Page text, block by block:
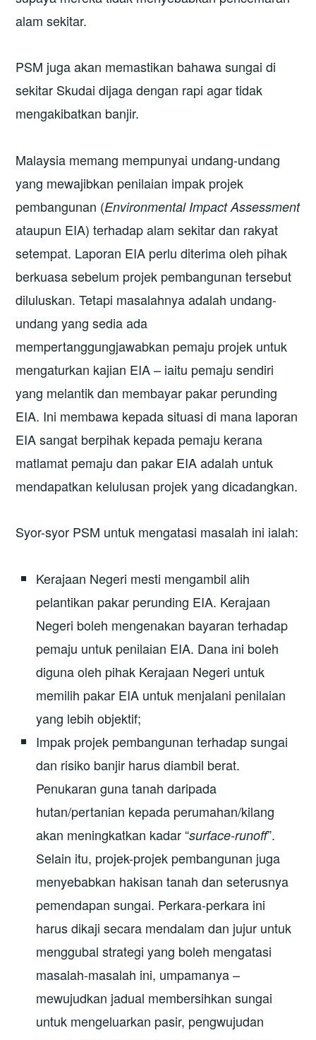
alam sekitar.
PSM juga akan memastikan bahawa sungai di
sekitar Skudai dijaga dengan rapi agar tidak
mengakibatkan banjir.
Malaysia memang mempunyai undang-undang
yang mewajibkan penilaian impak projek
pembangunan (Environmental Impact Assessment
ataupun EIA) terhadap alam sekitar dan rakyat
setempat. Laporan EIA perlu diterima oleh pihak
berkuasa sebelum projek pembangunan tersebut
diluluskan. Tetapi masalahnya adalah undang-
undang yang sedia ada
mempertanggungjawabkan pemaju projek untuk
mengaturkan kajian EIA – iaitu pemaju sendiri
yang melantik dan membayar pakar perunding
EIA. Ini membawa kepada situasi di mana laporan
EIA sangat berpihak kepada pemaju kerana
matlamat pemaju dan pakar EIA adalah untuk
mendapatkan kelulusan projek yang dicadangkan.
Syor-syor PSM untuk mengatasi masalah ini ialah:
Kerajaan Negeri mesti mengambil alih
pelantikan pakar perunding EIA. Kerajaan
Negeri boleh mengenakan bayaran terhadap
pemaju untuk penilaian EIA. Dana ini boleh
diguna oleh pihak Kerajaan Negeri untuk
memilih pakar EIA untuk menjalani penilaian
yang lebih objektif;
Impak projek pembangunan terhadap sungai
dan risiko banjir harus diambil berat.
Penukaran guna tanah daripada
hutan/pertanian kepada perumahan/kilang
akan meningkatkan kadar “surface-runoff”.
Selain itu, projek-projek pembangunan juga
menyebabkan hakisan tanah dan seterusnya
pemendapan sungai. Perkara-perkara ini
harus dikaji secara mendalam dan jujur untuk
menggubal strategi yang boleh mengatasi
masalah-masalah ini, umpamanya –
mewujudkan jadual membersihkan sungai
untuk mengeluarkan pasir, pengwujudan